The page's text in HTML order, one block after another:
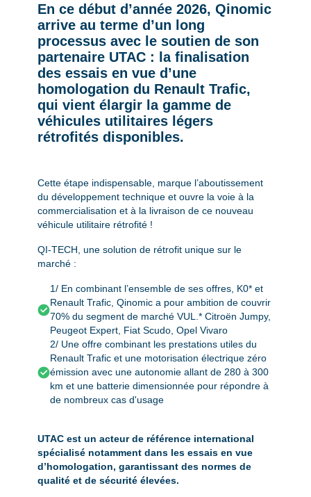
En ce début d’année 2026, Qinomic
arrive au terme d’un long
processus avec le soutien de son
partenaire UTAC : la finalisation
des essais en vue d’une
homologation du Renault Trafic,
qui vient élargir la gamme de
véhicules utilitaires légers
rétrofités disponibles.
Cette étape indispensable, marque l’aboutissement
du développement technique et ouvre la voie à la
commercialisation et à la livraison de ce nouveau
véhicule utilitaire rétrofité !
QI-TECH, une solution de rétrofit unique sur le
marché :
1/ En combinant l’ensemble de ses offres, K0* et
Renault Trafic, Qinomic a pour ambition de couvrir
70% du segment de marché VUL.* Citroën Jumpy,
Peugeot Expert, Fiat Scudo, Opel Vivaro
2/ Une offre combinant les prestations utiles du
Renault Trafic et une motorisation électrique zéro
émission avec une autonomie allant de 280 à 300
km et une batterie dimensionnée pour répondre à
de nombreux cas d'usage
UTAC est un acteur de référence international
spécialisé notamment dans les essais en vue
d’homologation, garantissant des normes de
qualité et de sécurité élevées.